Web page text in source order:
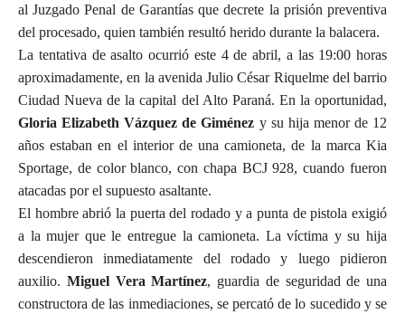
al Juzgado Penal de Garantías que decrete la prisión preventiva
del procesado, quien también resultó herido durante la balacera.
La tentativa de asalto ocurrió este 4 de abril, a las 19:00 horas
aproximadamente, en la avenida Julio César Riquelme del barrio
Ciudad Nueva de la capital del Alto Paraná. En la oportunidad,
Gloria Elizabeth Vázquez de Giménez y su hija menor de 12
años estaban en el interior de una camioneta, de la marca Kia
Sportage, de color blanco, con chapa BCJ 928, cuando fueron
atacadas por el supuesto asaltante.
El hombre abrió la puerta del rodado y a punta de pistola exigió
a la mujer que le entregue la camioneta. La víctima y su hija
descendieron inmediatamente del rodado y luego pidieron
auxilio. Miguel Vera Martínez, guardia de seguridad de una
constructora de las inmediaciones, se percató de lo sucedido y se